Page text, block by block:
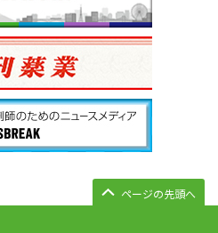
ページの先頭へ